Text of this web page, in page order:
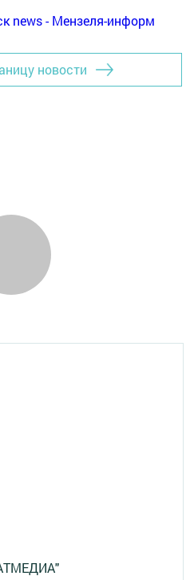
news - Мензеля-информ
новости